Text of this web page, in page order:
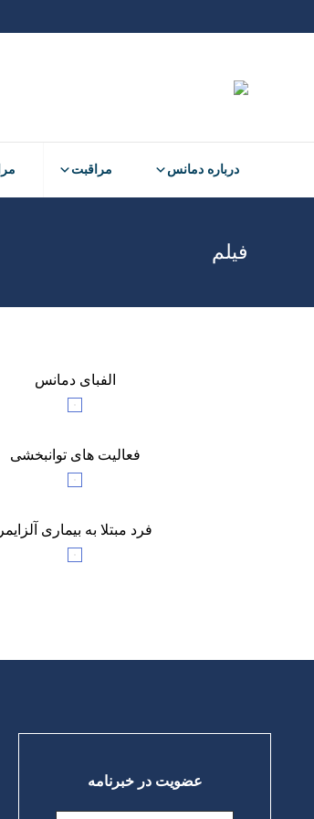
درباره دمانس مراقبت
فیلم
الفبای دمانس
فعالیت های توانبخشی
فرد مبتلا به بیماری آلزایمر
عضویت در خبرنامه